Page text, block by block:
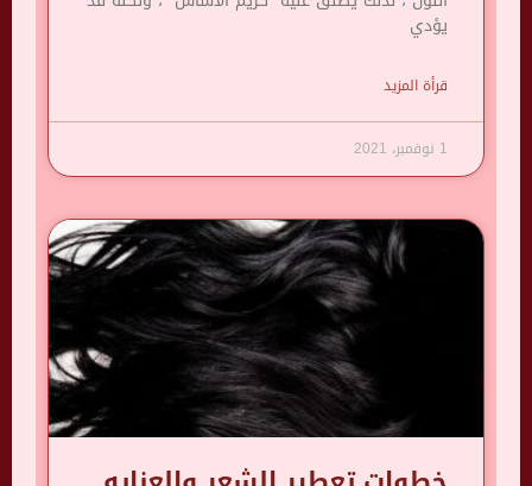
يؤدي
قرأة المزيد
1 نوفمبر، 2021